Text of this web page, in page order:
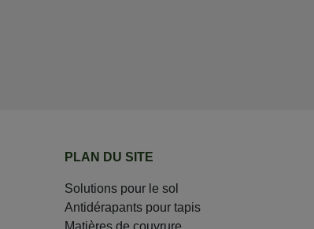
PLAN DU SITE
Solutions pour le sol
Antidérapants pour tapis
Matières de couvrure